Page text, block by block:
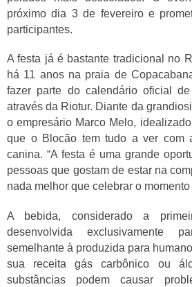
próximo dia 3 de fevereiro e
participantes.
A festa já é bastante tradicional no
há 11 anos na praia de
fazer parte do calendário oficial
através da Riotur. Diante da
o empresário Marco Melo,
que o Blocão tem tudo a ver com
canina. “A festa é uma grande
pessoas que gostam de estar na
nada melhor que celebrar o momento
A bebida, considerado a
desenvolvida exclusivamente
semelhante à produzida para
sua receita gás carbônico ou
substâncias podem causar